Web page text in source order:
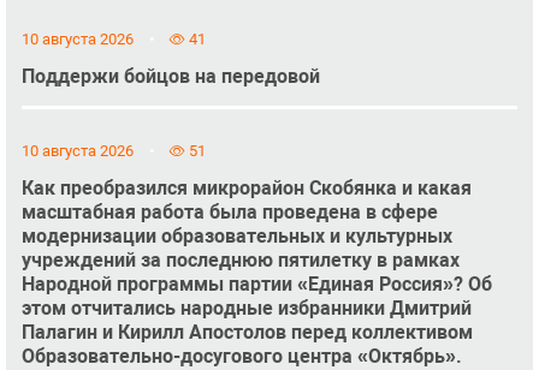
10 августа 2026 41
Поддержи бойцов на передовой
10 августа 2026 51
Как преобразился микрорайон Скобянка и какая
масштабная работа была проведена в сфере
модернизации образовательных и культурных
учреждений за последнюю пятилетку в рамках
Народной программы партии «Единая Россия»? Об
этом отчитались народные избранники Дмитрий
Палагин и Кирилл Апостолов перед коллективом
Образовательно-досугового центра «Октябрь».